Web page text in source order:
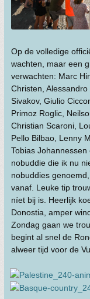
Op de volledige
wachten, maar een
verwachten: Marc
Christen,
Sivakov, Giulio
Primoz Roglic,
Christian Scaroni,
Pello Bilbao, Lenny
Tobias
nobuddie die ik nu
nobuddies
vanaf. Leuke tip
níet bij is. Heerlijk
Donostia, amper
Zondag gaan we
begint al snel de
alweer tijd voor de